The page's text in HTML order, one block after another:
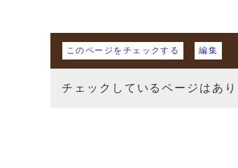
マイページ
このページをチェックする 編集
チェックしているページはあ